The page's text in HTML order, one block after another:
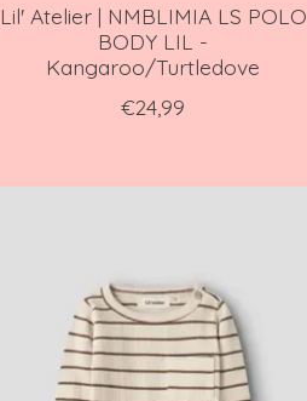
Lil' Atelier | NMBLIMIA LS POLO
BODY LIL -
Kangaroo/Turtledove
€24,99